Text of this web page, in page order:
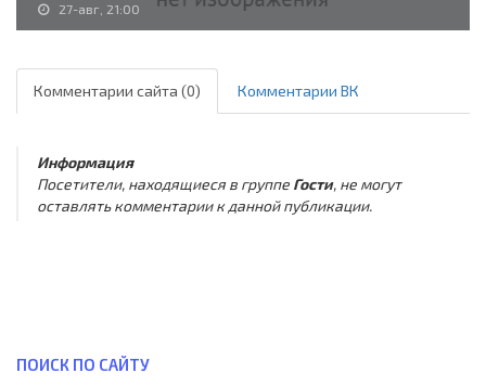
27-авг, 21:00
Комментарии сайта (0) Комментарии ВК
Информация
Посетители, находящиеся в группе Гости, не могут
оставлять комментарии к данной публикации.
ПОИСК ПО САЙТУ